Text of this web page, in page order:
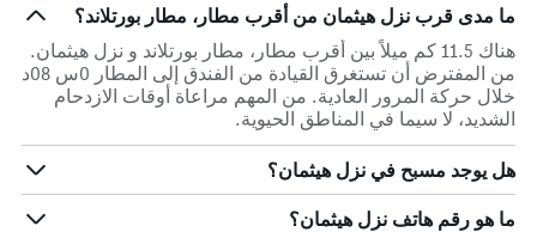
ما مدى قرب نزل هيثمان من أقرب مطار، مطار بورتلاند؟
هناك 11.5 كم ميلاً بين أقرب مطار، مطار بورتلاند و نزل هيثمان.
من المفترض أن تستغرق القيادة من الفندق إلى المطار 0س 08د
خلال حركة المرور العادية. من المهم مراعاة أوقات الازدحام
الشديد، لا سيما في المناطق الحيوية.
هل يوجد مسبح في نزل هيثمان؟
ما هو رقم هاتف نزل هيثمان؟